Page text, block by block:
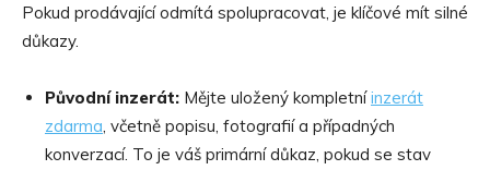
Pokud prodávající odmítá spolupracovat, je klíčové mít silné
důkazy.
Původní inzerát: Mějte uložený kompletníinzerát
zdarma, včetně popisu, fotografií a případných
konverzací. To je váš primární důkaz, pokud se stav